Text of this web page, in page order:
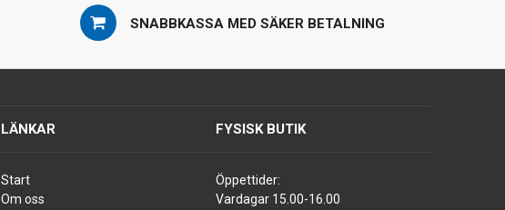
SNABBKASSA MED SÄKER BETALNING
LÄNKAR
Start
Om oss
FYSISK BUTIK
Öppettider:
Vardagar 15.00-16.00